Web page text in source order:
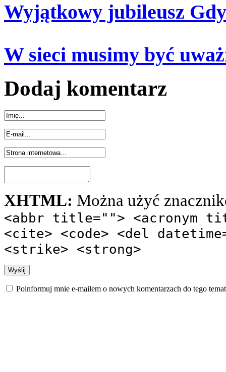
Wyjątkowy jubileusz
W sieci musimy być
Dodaj komentarz
XHTML: Można użyć
<abbr title=""> <acronym
<cite> <code> <del
<strike> <strong>
Poinformuj mnie e-mailem o nowych komentarzach do tego